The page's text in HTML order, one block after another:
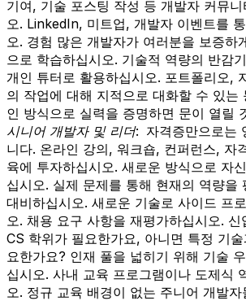
기여, 기술 포스팅 작성 등 개발자 커뮤
오. LinkedIn, 미트업, 개발자 이벤트를
오. 경험 많은 개발자가 여러분을 보증하
으로 학습하십시오. 기술적 역량의 반감
개인 튜터로 활용하십시오. 포트폴리오,
의 작업에 대해 지적으로 대화할 수 있는
인 방식으로 실력을 증명하면 문이 열릴
시니어 개발자 및 리더: 자격증만으로는
니다. 온라인 강의, 워크숍, 컨퍼런스, 자
육에 투자하십시오. 새로운 방식으로 자
십시오. 실제 문제를 통해 현재의 역량을
대비하십시오. 새로운 기술로 사이드 프
오. 채용 요구 사항을 재평가하십시오.
CS 학위가 필요한가요, 아니면 특정 기
요한가요? 인재 풀을 넓히기 위해 기술
십시오. 사내 교육 프로그램이나 도제식
오. 정규 교육 배경이 없는 주니어 개발